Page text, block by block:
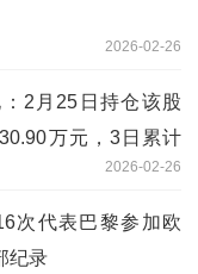
2026-02-26
2月25日持仓该股
万元，3日累计
2026-02-26
次代表巴黎参加欧
纪录